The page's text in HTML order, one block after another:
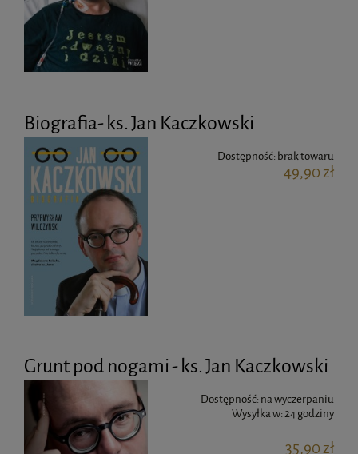
Biografia- ks. Jan Kaczkowski
Dostępność: brak towaru
49,90 zł
Grunt pod nogami - ks. Jan Kaczkowski
Dostępność: na wyczerpaniu
Wysyłka w:24 godziny
35,90 zł